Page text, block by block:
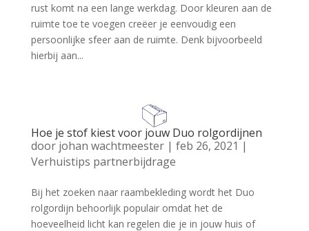
rust komt na een lange werkdag. Door kleuren aan de
ruimte toe te voegen creëer je eenvoudig een
persoonlijke sfeer aan de ruimte. Denk bijvoorbeeld
hierbij aan...
Hoe je stof kiest voor jouw Duo rolgordijnen
door johan wachtmeester| feb 26, 2021 |
Verhuistips partnerbijdrage
Bij het zoeken naar raambekleding wordt het Duo
rolgordijn behoorlijk populair omdat het de
hoeveelheid licht kan regelen die je in jouw huis of